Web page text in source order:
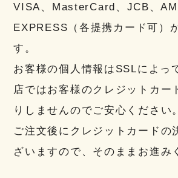
VISA、MasterCard、JCB、
EXPRESS（各提携カード可）
す。
お客様の個人情報はSSLによっ
店ではお客様のクレジットカー
りしませんのでご安心ください。
ご注文後にクレジットカードの
ざいますので、そのままお進み